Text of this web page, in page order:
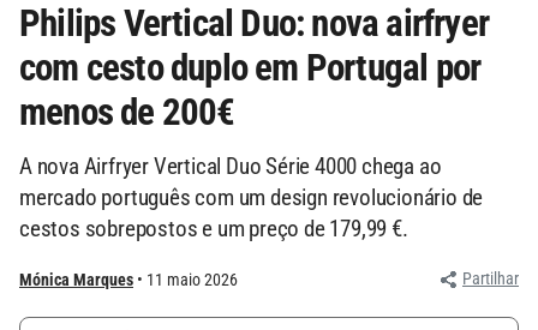
Philips Vertical Duo: nova airfryer
com cesto duplo em Portugal por
menos de 200€
A nova Airfryer Vertical Duo Série 4000 chega ao
mercado português com um design revolucionário de
cestos sobrepostos e um preço de 179,99 €.
Mónica Marques 11 maio 2026 Partilhar